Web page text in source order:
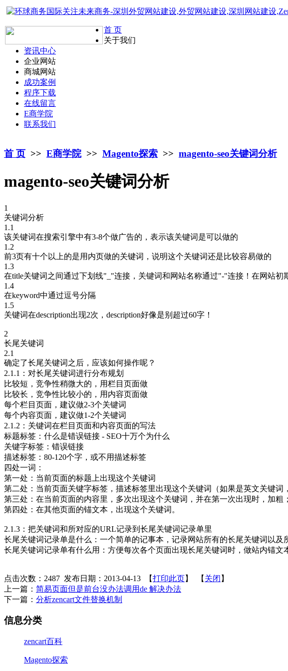
首 页
关于我们
资讯中心
企业网站
商城网站
成功案例
程序下载
在线留言
E商学院
联系我们
首 页 >> E商学院>> Magento探索 >> magento-seo关键词分析
magento-seo关键词分析
1
关键词分析
1.1
该关键词在搜索引擎中有3-8个做广告的，表示该关键词是可以做的
1.2
前3页有十个以上的是用内页做的关键词，说明这个关键词还是比较容易做的
1.3
在title关键词之间通过下划线"_"连接，关键词和网站名称通过"-"连接！在网站
1.4
在keyword中通过逗号分隔
1.5
关键词在description出现2次，description好像是别超过60字！
2
长尾关键词
2.1
确定了长尾关键词之后，应该如何操作呢？
2.1.1：对长尾关键词进行分布规划
比较短，竞争性稍微大的，用栏目页面做
比较长，竞争性比较小的，用内容页面做
每个栏目页面，建议做2-3个关键词
每个内容页面，建议做1-2个关键词
2.1.2：关键词在栏目页面和内容页面的写法
标题标签：什么是错误链接 - SEO十万个为什么
关键字标签：错误链接
描述标签：80-120个字，或不用描述标签
四处一词：
第一处：当前页面的标题上出现这个关键词
第二处：当前页面关键字标签，描述标签里出现这个关键词（如果是英文关键词
第三处：在当前页面的内容里，多次出现这个关键词，并在第一次出现时，加粗；
第四处：在其他页面的锚文本，出现这个关键词。
2.1.3：把关键词和所对应的URL记录到长尾关键词记录单里
长尾关键词记录单是什么：一个简单的记事本，记录网站所有的长尾关键词以及
长尾关键词记录单有什么用：方便每次各个页面出现长尾关键词时，做站内锚文
点击次数： 2487 发布日期：2013-04-13 【打印此页】 【 关闭 】
上一篇： 简易页面但是前台没办法调用de 解决办法
下一篇： 分析zencart文件替换机制
信息分类
zencart百科
Magento探索